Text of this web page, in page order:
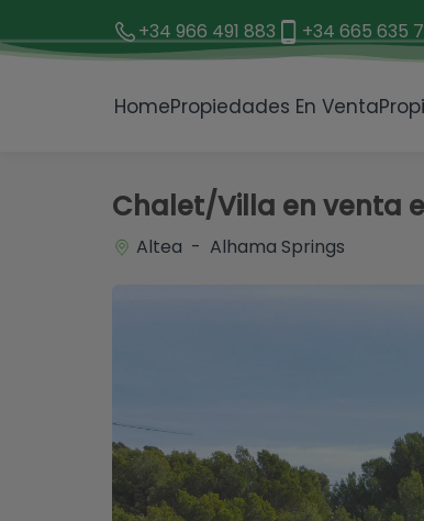
+34 966 491 883 +34 665 635
HomePropiedades En Venta
Chalet/Villa en venta
Altea - Alhama Springs
1 / 57